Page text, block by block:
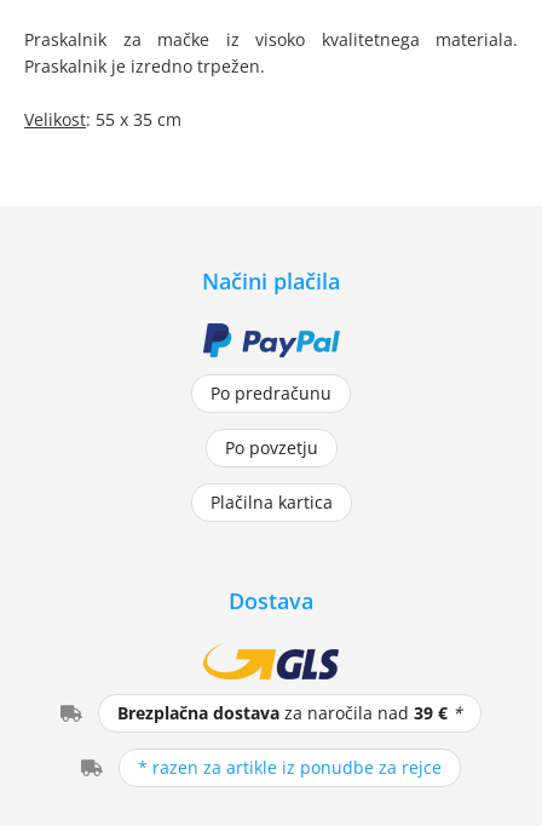
Praskalnik za mačke iz visoko kvalitetnega materiala.
Praskalnik je izredno trpežen.
Velikost: 55 x 35 cm
Načini plačila
Po predračunu
Po povzetju
Plačilna kartica
Dostava
Brezplačna dostava za naročila nad39 € *
* razen za artikle iz ponudbe za rejce